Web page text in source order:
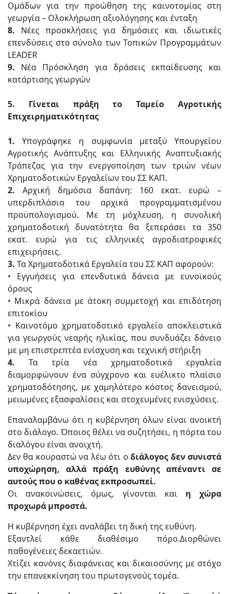
Ομάδων για την προώθηση της καινοτομίας στη
γεωργία – Ολοκλήρωση αξιολόγησης και ένταξη
8. Νέες προσκλήσεις για δημόσιες και ιδιωτικές
επενδύσεις στο σύνολο των Τοπικών Προγραμμάτων
LEADER
9. Νέα Πρόσκληση για δράσεις εκπαίδευσης και
κατάρτισης γεωργών
5. Γίνεται πράξη το Ταμείο Αγροτικής
Επιχειρηματικότητας
1. Υπογράφηκε η συμφωνία μεταξύ Υπουργείου
Αγροτικής Ανάπτυξης και Ελληνικής Αναπτυξιακής
Τράπεζας για την ενεργοποίηση των τριών νέων
Χρηματοδοτικών Εργαλείων του ΣΣ ΚΑΠ.
2. Αρχική δημόσια δαπάνη: 160 εκατ. ευρώ –
υπερδιπλάσια του αρχικά προγραμματισμένου
προϋπολογισμού. Με τη μόχλευση, η συνολική
χρηματοδοτική δυνατότητα θα ξεπεράσει τα 350
εκατ. ευρώ για τις ελληνικές αγροδιατροφικές
επιχειρήσεις.
3. Τα Χρηματοδοτικά Εργαλεία του ΣΣ ΚΑΠ αφορούν:
• Εγγυήσεις για επενδυτικά δάνεια με ευνοϊκούς
όρους
• Μικρά δάνεια με άτοκη συμμετοχή και επιδότηση
επιτοκίου
• Καινοτόμο χρηματοδοτικό εργαλείο αποκλειστικά
για γεωργούς νεαρής ηλικίας, που συνδυάζει δάνειο
με μη επιστρεπτέα ενίσχυση και τεχνική στήριξη
4. Τα τρία νέα χρηματοδοτικά εργαλεία
διαμορφώνουν ένα σύγχρονο και ευέλικτο πλαίσιο
χρηματοδότησης, με χαμηλότερο κόστος δανεισμού,
μειωμένες εξασφαλίσεις και στοχευμένες ενισχύσεις.
Επαναλαμβάνω ότι η κυβέρνηση όλων είναι ανοικτή
στο διάλογο. Όποιος θέλει να συζητήσει, η πόρτα του
διαλόγου είναι ανοιχτή.
Δεν θα κουραστώ να λέω ότι ο διάλογος δεν συνιστά
υποχώρηση, αλλά πράξη ευθύνης απέναντι σε
αυτούς που ο καθένας εκπροσωπεί.
Οι ανακοινώσεις, όμως, γίνονται και η χώρα
προχωρά μπροστά.
Η κυβέρνηση έχει αναλάβει τη δική της ευθύνη.
Εξαντλεί κάθε διαθέσιμο πόρο.Διορθώνει
παθογένειες δεκαετιών.
Χτίζει κανόνες διαφάνειας και δικαιοσύνης με στόχο
την επανεκκίνηση του πρωτογενούς τομέα.